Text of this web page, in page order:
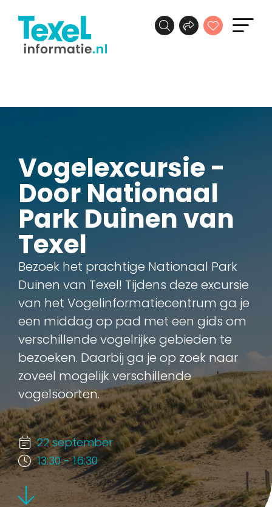
Vogelexcursie -
Door Nationaal
Park Duinen van
Texel
Bezoek het prachtige Nationaal Park
Duinen van Texel! Tijdens deze excursie
van het Vogelinformatiecentrum ga je
een middag op pad met een gids om
verschillende vogelrijke gebieden te
bezoeken. Daarbij ga je op zoek naar
zoveel mogelijk verschillende
vogelsoorten.
22 september
13:30 - 16:30